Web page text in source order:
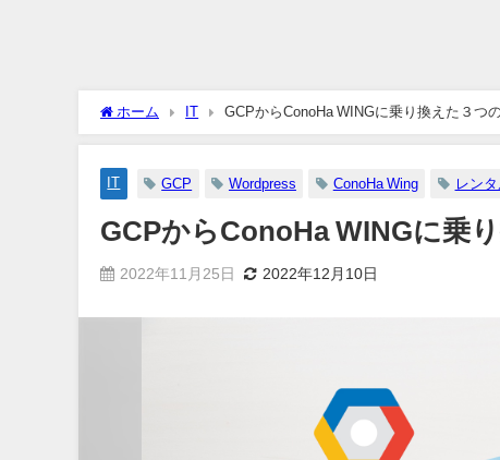
ホーム IT GCPからConoHa WINGに乗り換えた３つ
IT GCP Wordpress ConoHa Wing レン
GCPからConoHa WINGに乗
2022年11月25日 2022年12月10日